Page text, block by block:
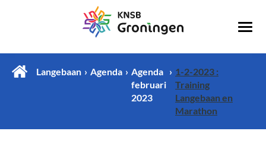
Langebaan Agenda
Agenda
februari
2023
1-2-2023 :
Training
Langebaan en
Marathon